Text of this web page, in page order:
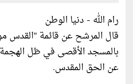
رام الله - دنيا الوطن
قال المرشح عن قائمة "القدس
بالمسجد الأقصى في ظل الهجمة
عن الحق المقدس.